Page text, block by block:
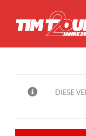
springen
DIESE